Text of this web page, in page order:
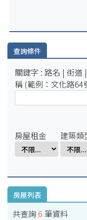
因配合學校電氣設備
4月7日(一)8:00將暫停服
查詢條件
關鍵字 : 路名 | 街道
稱 (範例：文化路64
房屋租金
建築類
房屋列表
共查詢 6 筆資料